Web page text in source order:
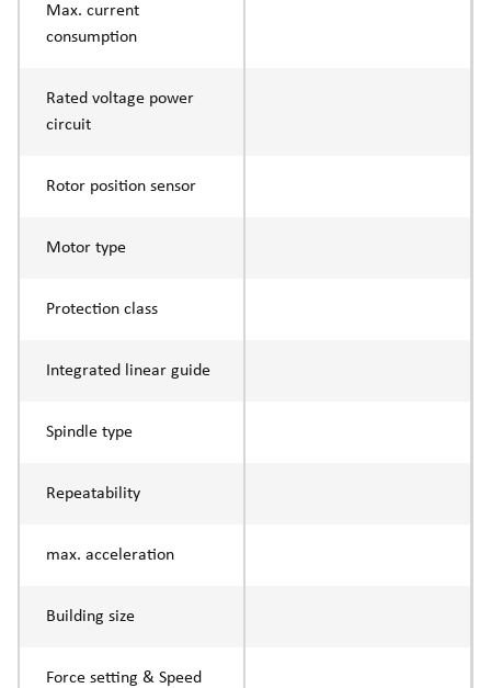
Max. current
consumption
Rated voltage power
circuit
Rotor position sensor
Motor type
Protection class
Integrated linear guide
Spindle type
Repeatability
max. acceleration
Building size
Force setting & Speed